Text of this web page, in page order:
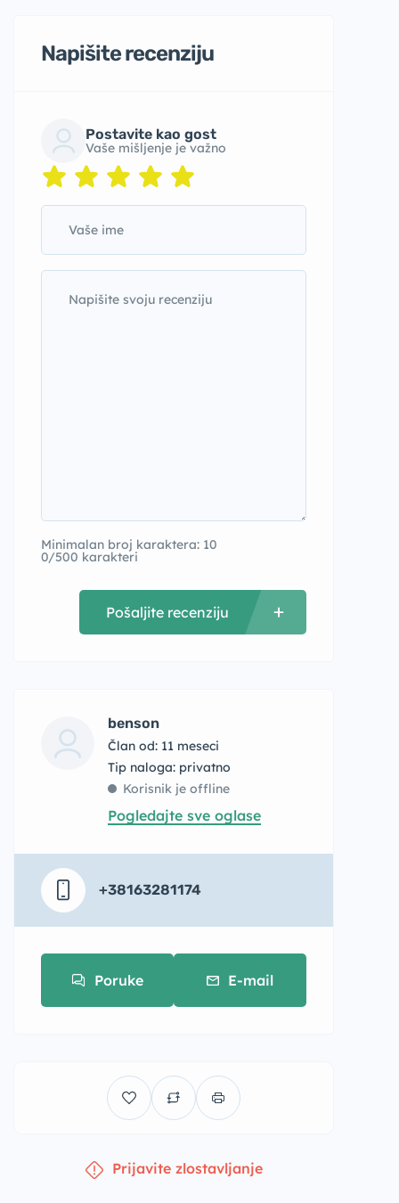
Napišite recenziju
Postavite kao gost
Vaše mišljenje je važno
Minimalan broj karaktera: 10
0/500 karakteri
Pošaljite recenziju
benson
Član od: 11 meseci
tip naloga: privatno
Korisnik je offline
Pogledajte sve oglase
+38163281174
Poruke E-mail
Prijavite zlostavljanje